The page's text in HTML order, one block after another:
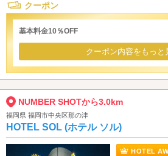
クーポン
基本料金10％OFF
クーポン内容をもっと
NUMBER SHOTから3.0km
福岡県 福岡市中央区那の津
HOTEL SOL (ホテル ソル)
HOTEL